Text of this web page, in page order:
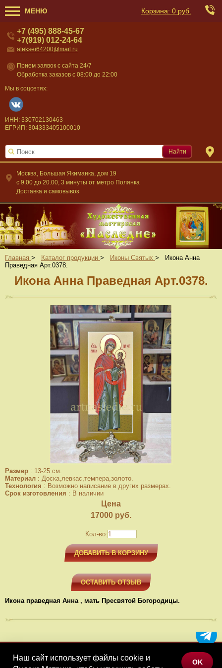
МЕНЮ Корзина: 0 руб.
Москва, Большая Якиманка, дом 19
c 9.00 до 20.00, 3 минуты от метро Полянка
Доставка и самовывоз
+7 (495) 888-45-67
+7(919) 012-24-64
aleksei64200@mail.ru
Прием заявок с сайта 24/7
Обработка заказов с 08:00 до 22:00
Мы в соцсетях:
ИНН: 330702130463
ЕГРИП: 304333405100010
Найти
Главная > Каталог продукции > Иконы Святых >
Икона Анна
Праведная Арт.0378.
Икона Анна Праведная Арт.0378.
Размер : 13-25 см.
Материал : Доска,левкас,темпера,золото.
Технология : Возможно написание в других размерах.
Срок изготовления : В наличии
Цена
17000 руб.
Кол-во:
ДОБАВИТЬ В КОРЗИНУ
ОСТАВИТЬ ОТЗЫВ
Икона праведная Анна , мать Пресвятой Богородицы.
МЕНЮ
Наш сайт использует файлы cookie и
OK